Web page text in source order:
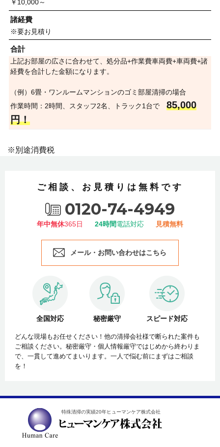
￥10,000～
諸経費
※要お見積り
合計
上記お部屋の広さに合わせて、処分品+作業費車両費+車両費+諸
経費を合計した金額になります。
（例）6畳・ワンルームマンションのゴミ部屋清掃の場合
作業時間：2時間、スタッフ2名、トラック1台で 85,000
円！
※別途消費税
ご相談、お見積りは無料です
0120-74-4949
年中無休365日 24時間電話対応 見積無料
メール・お問い合わせはこちら
全国対応 秘密厳守 スピード対応
どんな現場もお任せください！他の清掃会社様で断られた案件も
ご相談ください。秘密厳守・個人情報厳守ではじめから終わりま
で、一貫して進めてまいります。一人で悩む前にまずはご相談
を！
特殊清掃の実績20年ヒューマンケア株式会社